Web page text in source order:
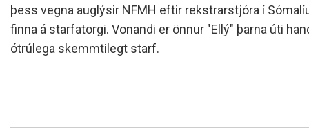
Skólanámskrá
Stefnur og áætlanir
Jafnlaunakerfi
samstarf
Norska
The EE
þess vegna auglýsir NFMH eftir rekstrarstjóra í
finna á starfatorgi. Vonandi er önnur "Ellý" þarna úti
ótrúlega skemmtilegt starf.